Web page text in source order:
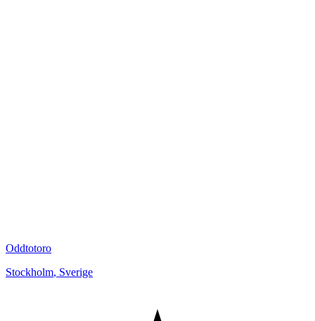
Oddtotoro
Stockholm, Sverige